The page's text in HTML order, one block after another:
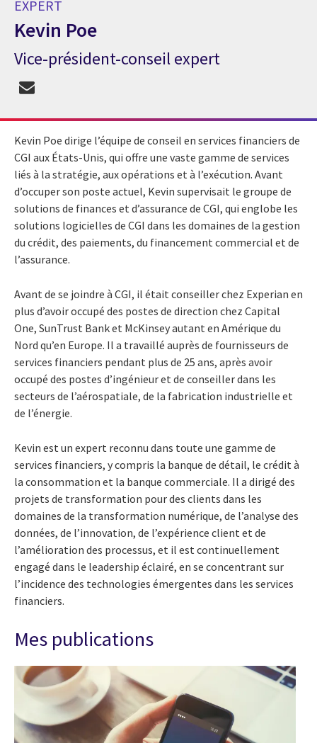
EXPERT
Kevin Poe
Expert Kevin Poe
Vice-président-conseil expert
Kevin Poe dirige l’équipe de conseil en services financiers de
CGI aux États-Unis, qui offre une vaste gamme de services
liés à la stratégie, aux opérations et à l’exécution. Avant
d’occuper son poste actuel, Kevin supervisait le groupe de
solutions de finances et d’assurance de CGI, qui englobe les
solutions logicielles de CGI dans les domaines de la gestion
du crédit, des paiements, du financement commercial et de
l’assurance.
Avant de se joindre à CGI, il était conseiller chez Experian en
plus d’avoir occupé des postes de direction chez Capital
One, SunTrust Bank et McKinsey autant en Amérique du
Nord qu’en Europe. Il a travaillé auprès de fournisseurs de
services financiers pendant plus de 25 ans, après avoir
occupé des postes d’ingénieur et de conseiller dans les
secteurs de l’aérospatiale, de la fabrication industrielle et
de l’énergie.
Kevin est un expert reconnu dans toute une gamme de
services financiers, y compris la banque de détail, le crédit à
la consommation et la banque commerciale. Il a dirigé des
projets de transformation pour des clients dans les
domaines de la transformation numérique, de l’analyse des
données, de l’innovation, de l’expérience client et de
l’amélioration des processus, et il est continuellement
engagé dans le leadership éclairé, en se concentrant sur
l’incidence des technologies émergentes dans les services
financiers.
Mes publications